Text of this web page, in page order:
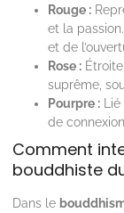
Rouge :
et la
et de
Rose :
suprême,
Pourpre :
de
Comment
bouddhiste
Dans le